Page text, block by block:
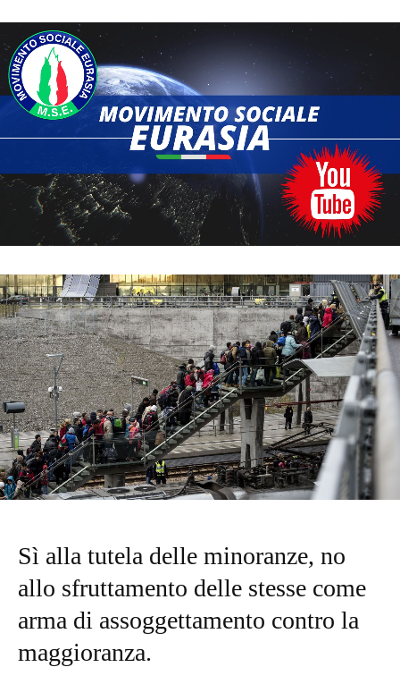
Sì alla tutela delle minoranze, no
allo sfruttamento delle stesse come
arma di assoggettamento contro la
maggioranza.